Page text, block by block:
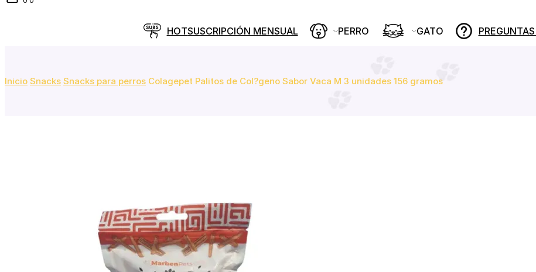
SUSCRIPCIÓN MENSUAL
HOT PERRO GATO
Inicio Snacks Snacks para perros Colagepet Palitos de Col?geno Sabor Vaca M 3 unidades 156 gramos